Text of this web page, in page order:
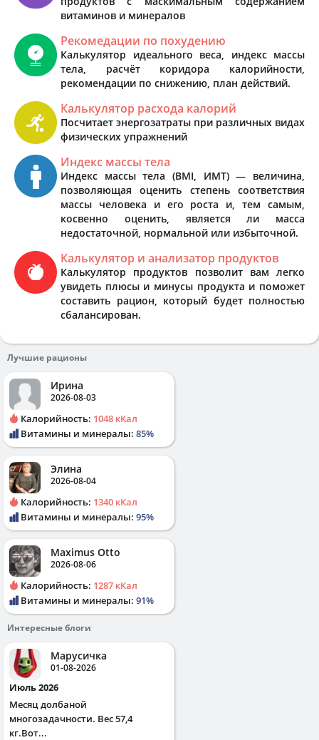
витаминов и минералов
Рекомедации по похудению
Калькулятор идеального веса, индекс массы
тела, расчёт коридора калорийности,
рекомендации по снижению, план действий.
Калькулятор расхода калорий
Посчитает энергозатраты при различных видах
физических упражнений
Индекс массы тела
Индекс массы тела (BMI, ИМТ) — величина,
позволяющая оценить степень соответствия
массы человека и его роста и, тем самым,
косвенно оценить, является ли масса
недостаточной, нормальной или избыточной.
Калькулятор и анализатор продуктов
Калькулятор продуктов позволит вам легко
увидеть плюсы и минусы продукта и поможет
составить рацион, который будет полностью
сбалансирован.
Лучшие рационы
Ирина
2026-08-03
Калорийность: 1048 кКал
Витамины и минералы: 85%
Элина
2026-08-04
Калорийность: 1340 кКал
Витамины и минералы: 95%
Maximus Otto
2026-08-06
Калорийность: 1287 кКал
Витамины и минералы: 91%
Интересные блоги
Марусичка
01-08-2026
Июль 2026
Месяц долбаной
многозадачности. Вес 57,4
кг.Вот...